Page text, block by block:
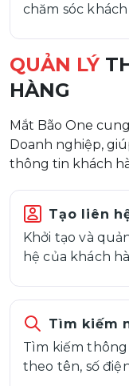
chăm sóc
QUẢN LÝ
HÀNG
Mắt Bão One
Doanh nghiệp,
thông tin khách
Tạo liên
Khởi tạo và
hệ của khách
Tìm kiếm
Tìm kiếm
theo tên, số